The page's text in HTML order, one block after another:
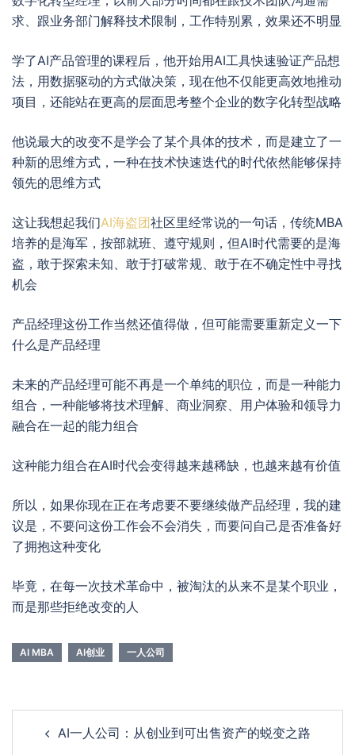
求、跟业务部门解释技术限制，工作特别累，效果还不明显
学了AI产品管理的课程后，他开始用AI工具快速验证产品想
法，用数据驱动的方式做决策，现在他不仅能更高效地推动
项目，还能站在更高的层面思考整个企业的数字化转型战略
他说最大的改变不是学会了某个具体的技术，而是建立了一
种新的思维方式，一种在技术快速迭代的时代依然能够保持
领先的思维方式
这让我想起我们AI海盗团社区里经常说的一句话，传统MBA
培养的是海军，按部就班、遵守规则，但AI时代需要的是海
盗，敢于探索未知、敢于打破常规、敢于在不确定性中寻找
机会
产品经理这份工作当然还值得做，但可能需要重新定义一下
什么是产品经理
未来的产品经理可能不再是一个单纯的职位，而是一种能力
组合，一种能够将技术理解、商业洞察、用户体验和领导力
融合在一起的能力组合
这种能力组合在AI时代会变得越来越稀缺，也越来越有价值
所以，如果你现在正在考虑要不要继续做产品经理，我的建
议是，不要问这份工作会不会消失，而要问自己是否准备好
了拥抱这种变化
毕竟，在每一次技术革命中，被淘汰的从来不是某个职业，
而是那些拒绝改变的人
AI MBA AI创业 一人公司
navigation
AI一人公司：从创业到可出售资产的蜕变之路